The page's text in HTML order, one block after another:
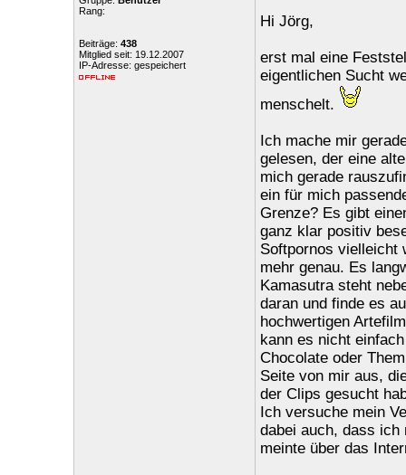
Rang:
Beiträge: 438
Mitglied seit: 19.12.2007
IP-Adresse: gespeichert
Hi Jörg,
erst mal eine
eigentlichen Sucht
menschelt.
Ich mache mir
gelesen, der eine
mich gerade
ein für mich
Grenze? Es gibt
ganz klar positiv
Softpornos vielleicht
mehr genau. Es
Kamasutra steht
daran und finde es
hochwertigen
kann es nicht
Chocolate oder
Seite von mir aus,
der Clips gesucht
Ich versuche mein
dabei auch, dass ich
meinte über das